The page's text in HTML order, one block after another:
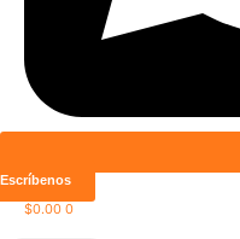
Escríbenos
$0.00 0